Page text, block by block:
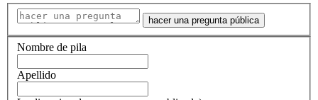
hacer una pregunta pública
Nombre de pila
Apellido